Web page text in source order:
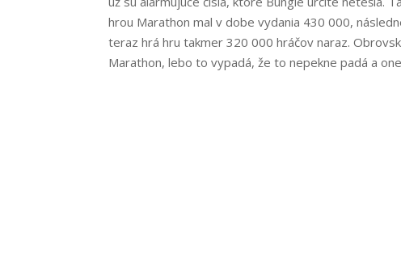
hrou Marathon mal v dobe vydania 430 000,
teraz hrá hru takmer 320 000 hráčov naraz.
Marathon, lebo to vypadá, že to nepekne padá a